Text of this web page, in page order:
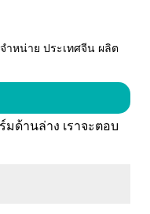
ำหน่าย ประเทศจีน ผลิต
ด้านล่าง เราจะตอบ